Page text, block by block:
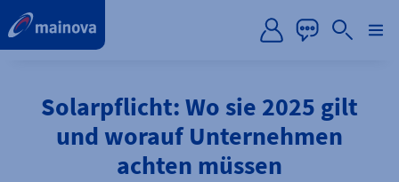
Solarpflicht: Wo sie 2025 gilt
und worauf Unternehmen
achten müssen